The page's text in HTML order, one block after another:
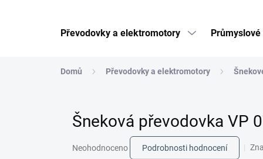
Převodovky a elektromotory
Domů Převodovky a elektromotory
Šneková převodovka VP
hodnocení
Neohodnoceno Podrobnosti hodnocení